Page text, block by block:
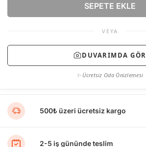
SEPETE EKLE
VEYA
DUVARIMDA GÖR
✨ Ücretsiz Oda Önizlemesi
500₺ üzeri ücretsiz kargo
2-5 iş gününde teslim